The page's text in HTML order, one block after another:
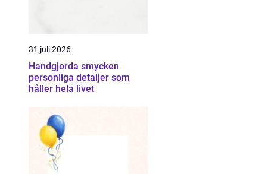
31 juli 2026
Handgjorda smycken
personliga detaljer som
håller hela livet